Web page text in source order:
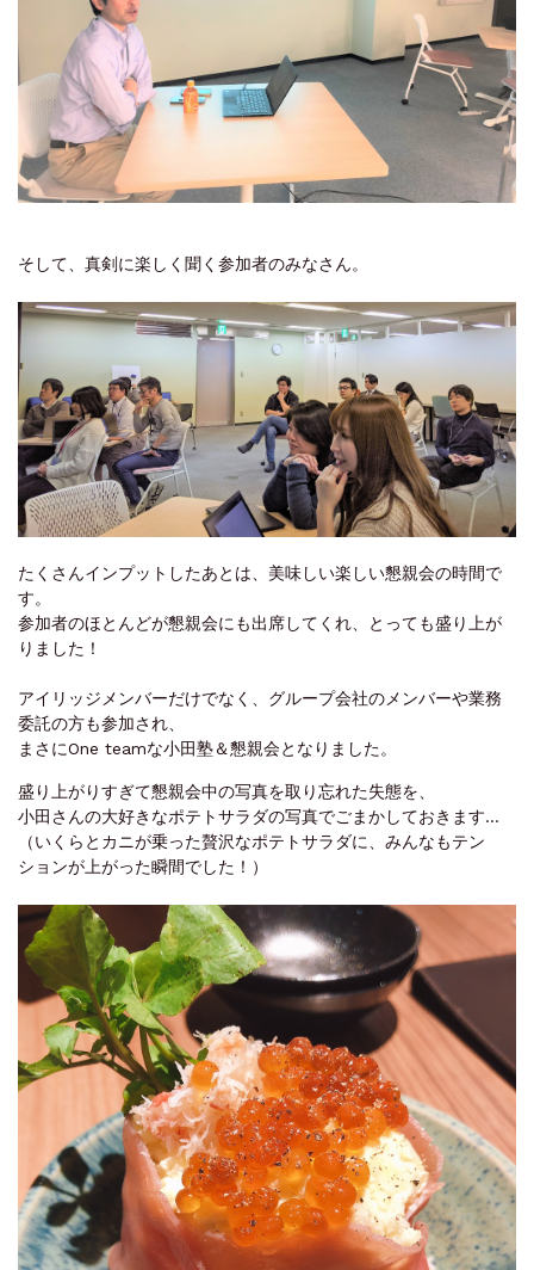
そして、真剣に楽しく聞く参加者のみなさん。
たくさんインプットしたあとは、美味しい楽しい懇親会の時間で
す。
参加者のほとんどが懇親会にも出席してくれ、とっても盛り上が
りました！
アイリッジメンバーだけでなく、グループ会社のメンバーや業務
委託の方も参加され、
まさにOne teamな小田塾＆懇親会となりました。
盛り上がりすぎて懇親会中の写真を取り忘れた失態を、
小田さんの大好きなポテトサラダの写真でごまかしておきます…
（いくらとカニが乗った贅沢なポテトサラダに、みんなもテン
ションが上がった瞬間でした！）